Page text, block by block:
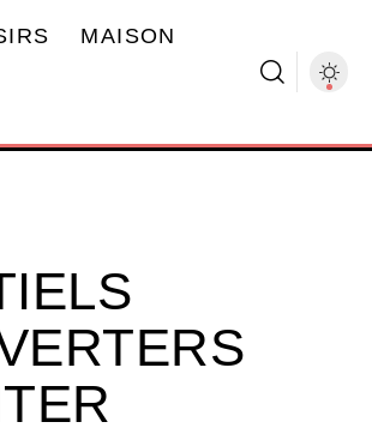
MAISON